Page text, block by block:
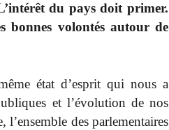
du pays doit primer.
bonnes volontés autour de
état d’esprit qui nous a
et l’évolution de nos
des parlementaires